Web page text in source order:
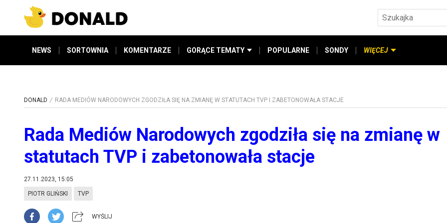
NEWS SORTOWNIA KOMENTARZE GORĄCE TEMATY POPULARNE SONDY WIĘCEJ
DONALD RADA MEDIÓW NARODOWYCH ZGODZIŁA SIĘ NA ZMIANĘ W STATUTACH TVP I ZABETONOWAŁA STACJE
Rada Mediów Narodowych zgodziła się na zmianę w
statutach TVP i zabetonowała stacje
27.11.2023, 15:05
PIOTR GLIŃSKI TVP
WYŚLIJ